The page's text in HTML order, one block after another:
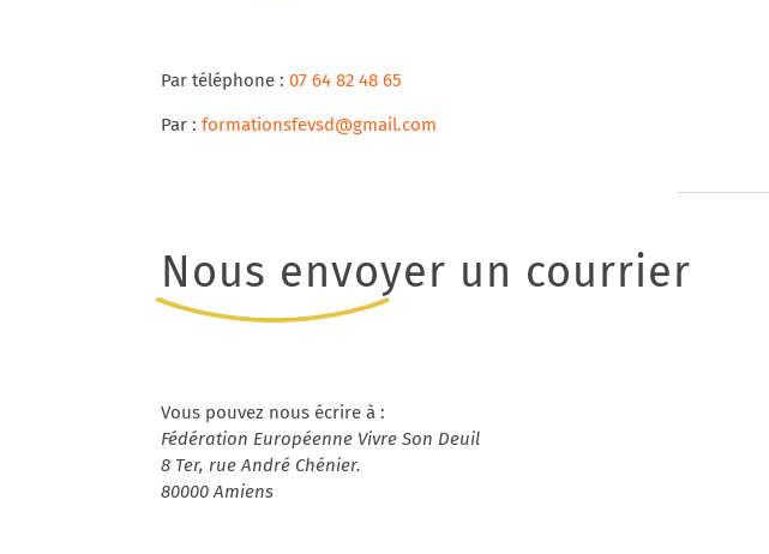
Par téléphone :07 64 82 48 65
Par :formationsfevsd@gmail.com
Nous envoyer un courrier
Vous pouvez nous écrire à :
Fédération Européenne Vivre Son Deuil
8 Ter, rue André Chénier.
80000 Amiens